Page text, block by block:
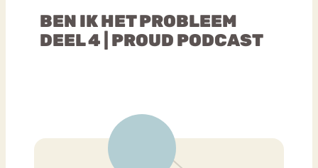
BEN IK HET PROBLEEM
DEEL 4 | PROUD PODCAST